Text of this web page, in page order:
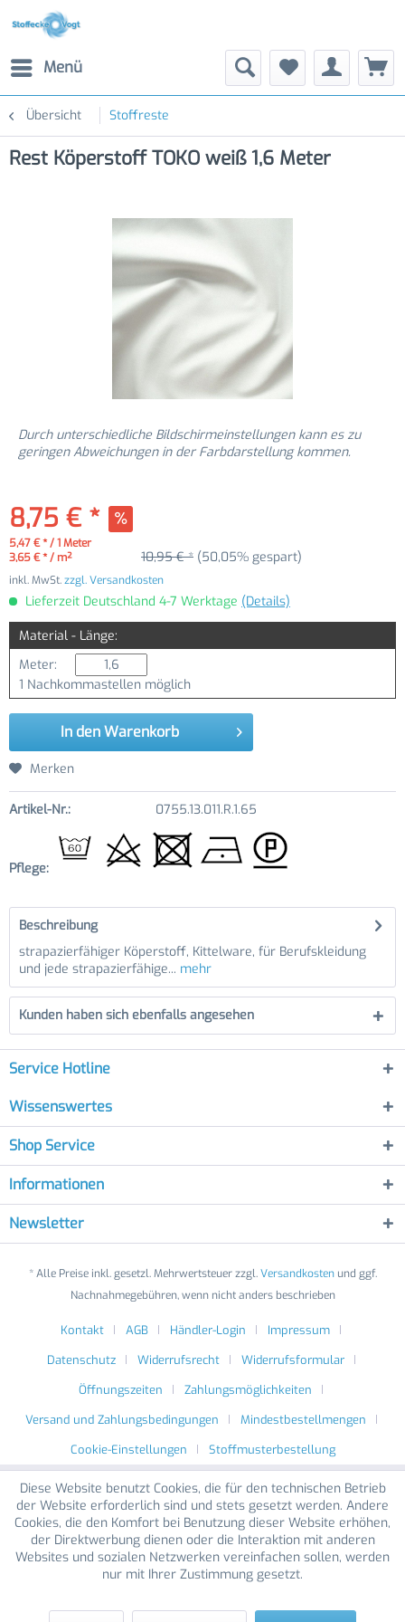
Menü
Übersicht Stoffreste
Rest Köperstoff TOKO weiß 1,6 Meter
Durch unterschiedliche Bildschirmeinstellungen kann es zu
geringen Abweichungen in der Farbdarstellung kommen.
8,75 € *
5,47 € * / 1 Meter
3,65 € * / m²
10,95 € * (50,05% gespart)
inkl. MwSt.zzgl. Versandkosten
Lieferzeit Deutschland 4-7 Werktage (Details)
Material - Länge:
Meter:
1 Nachkommastellen möglich
In den Warenkorb
Merken
Artikel-Nr.: 0755.13.011.R.1.65
Pflege:
Beschreibung
strapazierfähiger Köperstoff, Kittelware, für Berufskleidung
und jede strapazierfähige... mehr
Kunden haben sich ebenfalls angesehen
Service Hotline
Wissenswertes
Shop Service
Informationen
Newsletter
* Alle Preise inkl. gesetzl. Mehrwertsteuer zzgl.Versandkostenund ggf.
Nachnahmegebühren, wenn nicht anders beschrieben
Kontakt AGB Händler-Login
Impressum
Datenschutz
Widerrufsrecht
Widerrufsformular
Öffnungszeiten
Zahlungsmöglichkeiten
Versand und Zahlungsbedingungen
Mindestbestellmengen
Cookie-Einstellungen
Stoffmusterbestellung
Diese Website benutzt Cookies, die für den technischen Betrieb
der Website erforderlich sind und stets gesetzt werden. Andere
Cookies, die den Komfort bei Benutzung dieser Website erhöhen,
der Direktwerbung dienen oder die Interaktion mit anderen
Websites und sozialen Netzwerken vereinfachen sollen, werden
nur mit Ihrer Zustimmung gesetzt.